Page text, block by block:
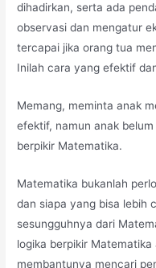
dihadirkan, serta ada
observasi dan mengatur
tercapai jika orang tua
Inilah cara yang efektif
Memang, meminta anak
efektif, namun anak
berpikir Matematika.
Matematika bukanlah
dan siapa yang bisa lebih
sesungguhnya dari
logika berpikir
membantunya mencari